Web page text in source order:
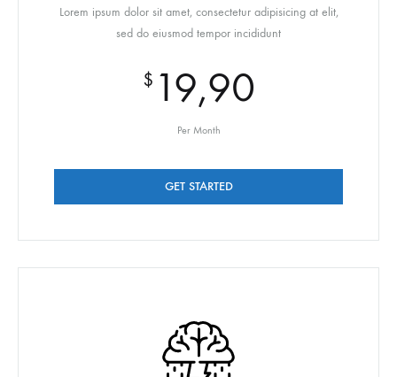
Lorem ipsum dolor sit amet, consectetur adipisicing at elit,
sed do eiusmod tempor incididunt
$ 19,90
Per Month
GET STARTED